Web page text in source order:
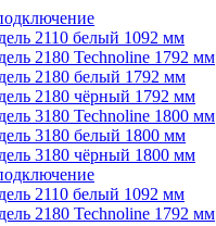
2110 белый 1092 мм
2180 Technoline 1792 мм
2180 белый 1792 мм
2180 чёрный 1792 мм
3180 Technoline 1800 мм
3180 белый 1800 мм
3180 чёрный 1800 мм
2110 белый 1092 мм
2180 Technoline 1792 мм